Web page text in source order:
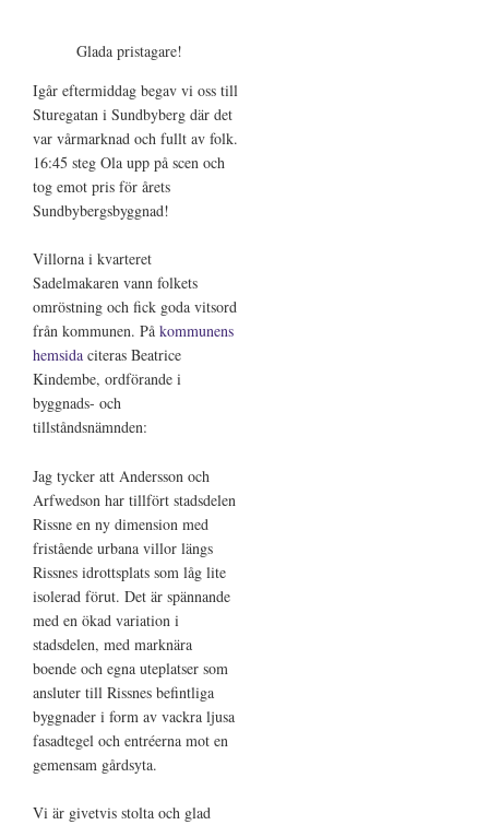
Glada pristagare!
Igår eftermiddag begav vi oss till
Sturegatan i Sundbyberg där det
var vårmarknad och fullt av folk.
16:45 steg Ola upp på scen och
tog emot pris för årets
Sundbybergsbyggnad!
Villorna i kvarteret
Sadelmakaren vann folkets
omröstning och fick goda vitsord
från kommunen. På kommunens
hemsida citeras Beatrice
Kindembe, ordförande i
byggnads- och
tillståndsnämnden:
Jag tycker att Andersson och
Arfwedson har tillfört stadsdelen
Rissne en ny dimension med
fristående urbana villor längs
Rissnes idrottsplats som låg lite
isolerad förut. Det är spännande
med en ökad variation i
stadsdelen, med marknära
boende och egna uteplatser som
ansluter till Rissnes befintliga
byggnader i form av vackra ljusa
fasadtegel och entréerna mot en
gemensam gårdsyta.
Vi är givetvis stolta och glad